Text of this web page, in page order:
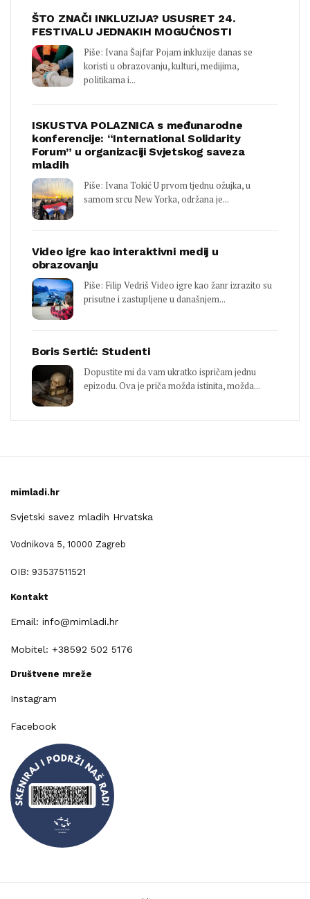
ŠTO ZNAČI INKLUZIJA? USUSRET 24.
FESTIVALU JEDNAKIH MOGUĆNOSTI
Piše: Ivana Šajfar Pojam inkluzije danas se
koristi u obrazovanju, kulturi, medijima,
politikama i...
ISKUSTVA POLAZNICA s međunarodne
konferencije: “International Solidarity
Forum” u organizaciji Svjetskog saveza
mladih
Piše: Ivana Tokić U prvom tjednu ožujka, u
samom srcu New Yorka, održana je...
Video igre kao interaktivni medij u
obrazovanju
Piše: Filip Vedriš Video igre kao žanr izrazito su
prisutne i zastupljene u današnjem...
Boris Sertić: Studenti
Dopustite mi da vam ukratko ispričam jednu
epizodu. Ova je priča možda istinita, možda...
mimladi.hr
Svjetski savez mladih Hrvatska
Vodnikova 5, 10000 Zagreb
OIB: 93537511521
Kontakt
Email: info@mimladi.hr
Mobitel: +38592 502 5176
Društvene mreže
Instagram
Facebook